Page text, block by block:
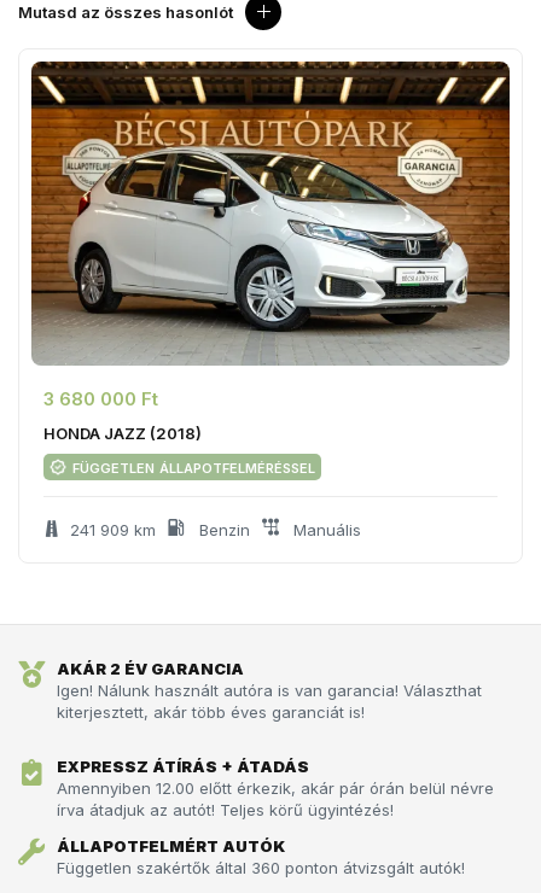
Mutasd az összes hasonlót
3 680 000 Ft
HONDA JAZZ (2018)
független állapotfelméréssel
241 909 km Benzin Manuális
AKÁR 2 ÉV GARANCIA
Igen! Nálunk használt autóra is van garancia! Választhat
kiterjesztett, akár több éves garanciát is!
EXPRESSZ ÁTÍRÁS + ÁTADÁS
Amennyiben 12.00 előtt érkezik, akár pár órán belül névre
írva átadjuk az autót!­­­ Teljes körű ügyintézés!
ÁLLAPOTFELMÉRT AUTÓK
Független szakértők által 360 ponton átvizsgált autók!